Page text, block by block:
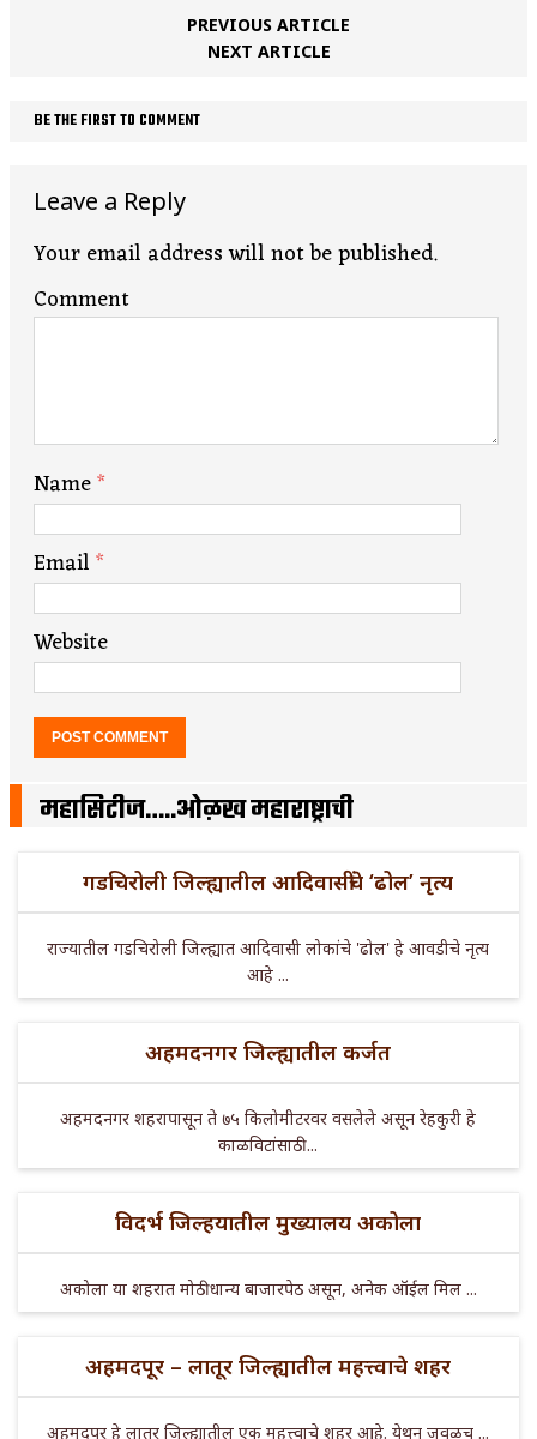
PREVIOUS ARTICLE
NEXT ARTICLE
BE THE FIRST TO COMMENT
Leave a Reply
Your email address will not be published.
Comment
Name*
Email*
Website
महासिटीज…..ओळख महाराष्ट्राची
गडचिरोली जिल्ह्यातील आदिवासींचे ‘ढोल’ नृत्य
राज्यातील गडचिरोली जिल्ह्यात आदिवासी लोकांचे 'ढोल' हे आवडीचे नृत्य
आहे ...
अहमदनगर जिल्ह्यातील कर्जत
अहमदनगर शहरापासून ते ७५ किलोमीटरवर वसलेले असून रेहकुरी हे
काळविटांसाठी ...
विदर्भ जिल्हयातील मुख्यालय अकोला
अकोला या शहरात मोठी धान्य बाजारपेठ असून, अनेक ऑईल मिल ...
अहमदपूर – लातूर जिल्ह्यातील महत्त्वाचे शहर
अहमदपूर हे लातूर जिल्ह्यातील एक महत्त्वाचे शहर आहे. येथून जवळच ...